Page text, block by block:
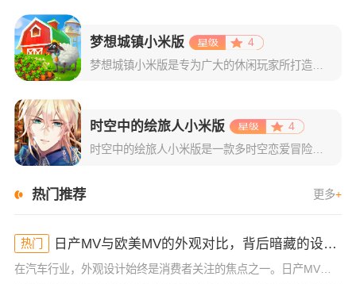
梦想城镇小米版
4
时空中的绘旅人小米版
4
时空中的绘旅人小米版是一款多时空恋爱冒险类手游，主要是以二次元风格为主，采用了精致且拥有日系风格的游戏画面。游戏集结了剧情恋爱的玩法+传统的卡牌收集，再结合上精彩的游戏剧情，绝对可以给玩家们最为舒适的
热门推荐 更多+
热门 日产MV与欧美MV的外观对比，背后暗藏的设计思路竟然是这样！
在汽车行业，外观设计始终是消费者关注的焦点之一。日产MV（Microvan）与欧美市场的微型车，虽然功能和定位相似，但它们的外观设计却有着鲜明的区别。很多人可能已经注意到，日产MV的造型与欧美MV在细